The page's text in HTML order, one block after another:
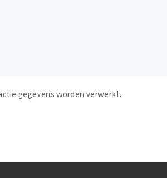
gegevens worden verwerkt.